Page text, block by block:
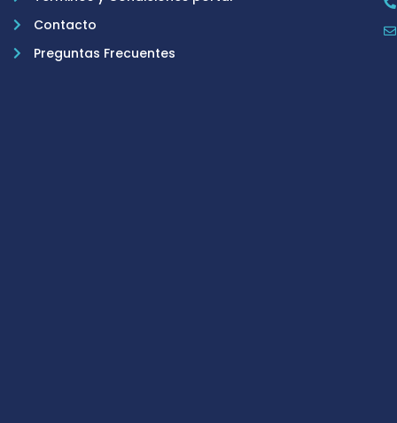
Contacto
Preguntas Frecuentes